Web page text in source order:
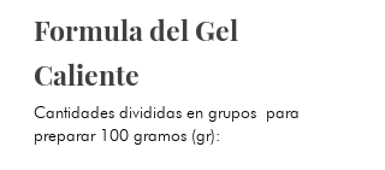
Formula del Gel
Caliente
Cantidades divididas en grupos para
preparar 100 gramos (gr):